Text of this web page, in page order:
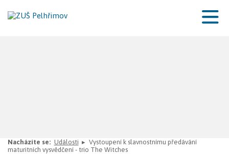
Nacházíte se: Události
Vystoupení k slavnostnímu předávání
maturitních vysvědčení - trio The Witches